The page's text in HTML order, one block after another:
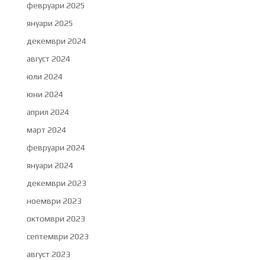
февруари 2025
януари 2025
декември 2024
август 2024
юли 2024
юни 2024
април 2024
март 2024
февруари 2024
януари 2024
декември 2023
ноември 2023
октомври 2023
септември 2023
август 2023